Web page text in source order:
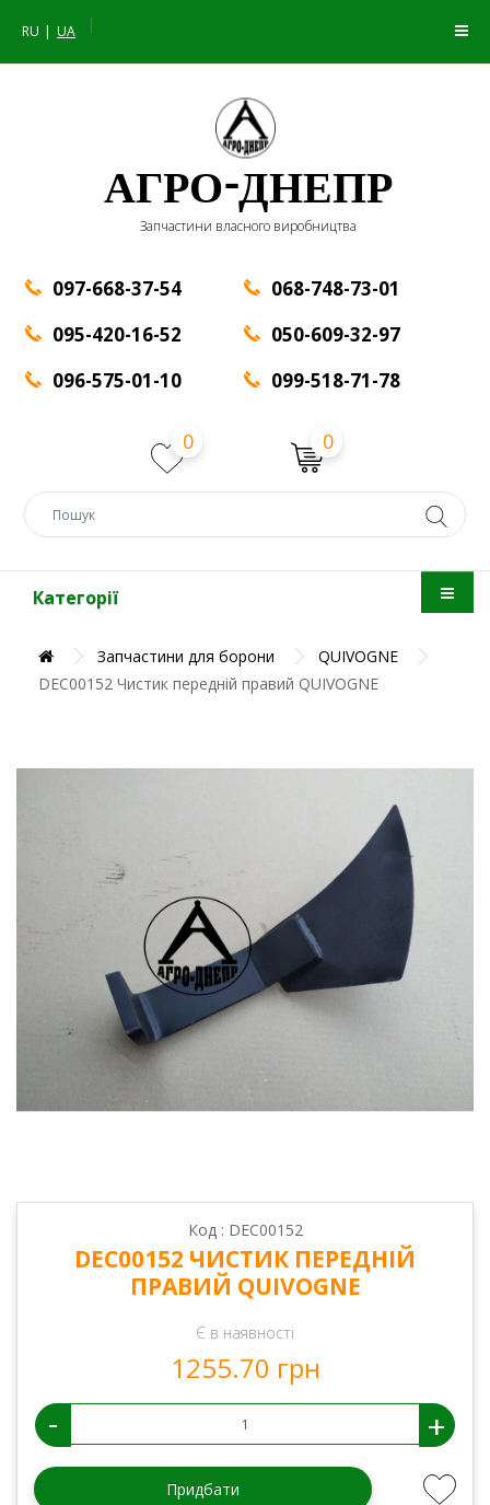
RU UA |
АГРО-ДНЕПР
Запчастини власного виробництва
097-668-37-54
095-420-16-52
096-575-01-10
068-748-73-01
050-609-32-97
099-518-71-78
0 0
Категорії
Запчастини для борони
QUIVOGNE
DEC00152 Чистик передній правий QUIVOGNE
Код : DEC00152
DEC00152 ЧИСТИК ПЕРЕДНІЙ
ПРАВИЙ QUIVOGNE
Є в наявності
1255.70 грн
- +
Придбати